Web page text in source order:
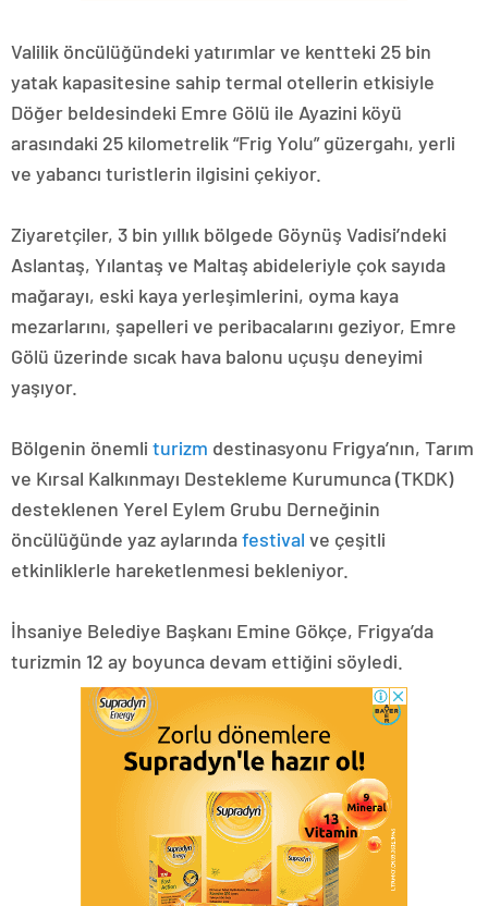
Valilik öncülüğündeki yatırımlar ve kentteki 25 bin
yatak kapasitesine sahip termal otellerin etkisiyle
Döğer beldesindeki Emre Gölü ile Ayazini köyü
arasındaki 25 kilometrelik “Frig Yolu” güzergahı, yerli
ve yabancı turistlerin ilgisini çekiyor.
Ziyaretçiler, 3 bin yıllık bölgede Göynüş Vadisi’ndeki
Aslantaş, Yılantaş ve Maltaş abideleriyle çok sayıda
mağarayı, eski kaya yerleşimlerini, oyma kaya
mezarlarını, şapelleri ve peribacalarını geziyor, Emre
Gölü üzerinde sıcak hava balonu uçuşu deneyimi
yaşıyor.
Bölgenin önemli turizm destinasyonu Frigya’nın, Tarım
ve Kırsal Kalkınmayı Destekleme Kurumunca (TKDK)
desteklenen Yerel Eylem Grubu Derneğinin
öncülüğünde yaz aylarındafestival ve çeşitli
etkinliklerle hareketlenmesi bekleniyor.
İhsaniye Belediye Başkanı Emine Gökçe, Frigya’da
turizmin 12 ay boyunca devam ettiğini söyledi.